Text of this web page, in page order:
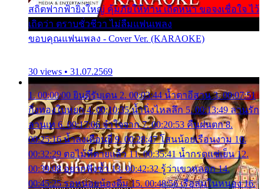
สถิตฟากฟ้ายิ่งใหญ่ คุ้มภัยให้ท่าน เถิดหนา ขอจงเชื่อใจ ไว้
เถิดว่า ตราบชั่วชีวา ไม่ลืมแฟนเพลง
ขอบคุณแฟนเพลง - Cover Ver. (KARAOKE)
30 views • 31.07.2569
1. 00:00:00 ยินดีรับเดน 2. 00:03:44 น้ำตาอีสาน 3. 00:07:51
กิ่งทองใบหยก 4. 00:10:35 น้ำนิ่งไหลลึก 5. 00:13:49 ลานรัก
ลานเท 6. 00:17:06 จำใจจาก 7. 00:20:53 คืนฝนตก 8.
00:25:16 น้ำลงเดือนยี่ 9. 00:28:47 โสนน้อยเรือนงาม 10.
00:32:29 ตอไม้ที่ตายแล้ว 11. 00:35:41 น้ำกรดแช่เย็น 12.
00:39:08 อยากฟังซ้ำ 13. 00:42:32 รู้ว่าเขาหลอก 14.
00:45:25 รอหน่อยน้องติ๋ม 15. 00:48:56 เรือล่มในหนอง 16.